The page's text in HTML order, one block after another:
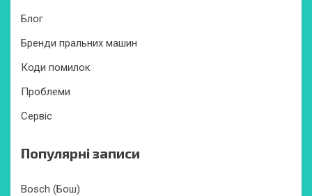
Блог
Бренди пральних машин
Коди помилок
Проблеми
Сервіс
Популярні записи
Bosch (Бош)